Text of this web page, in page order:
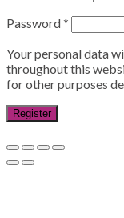
Password*
Your personal data
throughout this
for other purposes
Register